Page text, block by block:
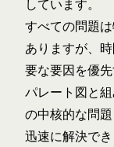
しています。
すべての問題
ありますが、
要な要因を優
パレート図と
の中核的な問
迅速に解決でき